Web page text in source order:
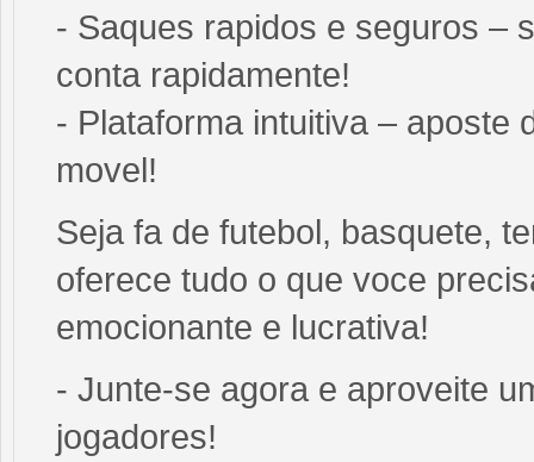
- Saques rapidos e seguros –
conta rapidamente!
- Plataforma intuitiva – aposte
movel!
Seja fa de futebol, basquete,
oferece tudo o que voce
emocionante e lucrativa!
- Junte-se agora e aproveite
jogadores!